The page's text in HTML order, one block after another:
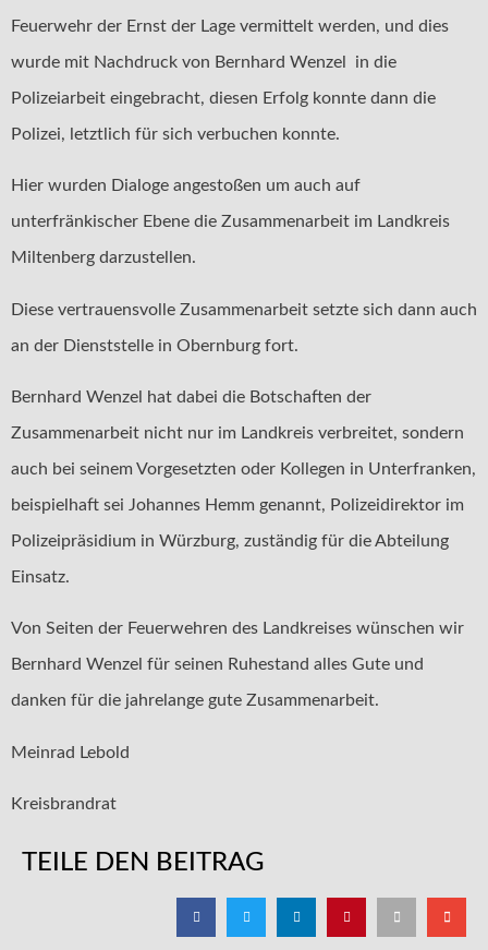
Feuerwehr der Ernst der Lage vermittelt werden, und dies
wurde mit Nachdruck von Bernhard Wenzel in die
Polizeiarbeit eingebracht, diesen Erfolg konnte dann die
Polizei, letztlich für sich verbuchen konnte.
Hier wurden Dialoge angestoßen um auch auf
unterfränkischer Ebene die Zusammenarbeit im Landkreis
Miltenberg darzustellen.
Diese vertrauensvolle Zusammenarbeit setzte sich dann auch
an der Dienststelle in Obernburg fort.
Bernhard Wenzel hat dabei die Botschaften der
Zusammenarbeit nicht nur im Landkreis verbreitet, sondern
auch bei seinem Vorgesetzten oder Kollegen in Unterfranken,
beispielhaft sei Johannes Hemm genannt, Polizeidirektor im
Polizeipräsidium in Würzburg, zuständig für die Abteilung
Einsatz.
Von Seiten der Feuerwehren des Landkreises wünschen wir
Bernhard Wenzel für seinen Ruhestand alles Gute und
danken für die jahrelange gute Zusammenarbeit.
Meinrad Lebold
Kreisbrandrat
TEILE DEN BEITRAG